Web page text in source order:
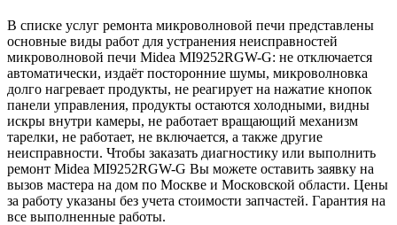
В списке услуг ремонта микроволновой печи представлены
основные виды работ для устранения неисправностей
микроволновой печи Midea MI9252RGW-G: не отключается
автоматически, издаёт посторонние шумы, микроволновка
долго нагревает продукты, не реагирует на нажатие кнопок
панели управления, продукты остаются холодными, видны
искры внутри камеры, не работает вращающий механизм
тарелки, не работает, не включается, а также другие
неисправности. Чтобы заказать диагностику или выполнить
ремонт Midea MI9252RGW-G Вы можете оставить заявку на
вызов мастера на дом по Москве и Московской области. Цены
за работу указаны без учета стоимости запчастей. Гарантия на
все выполненные работы.